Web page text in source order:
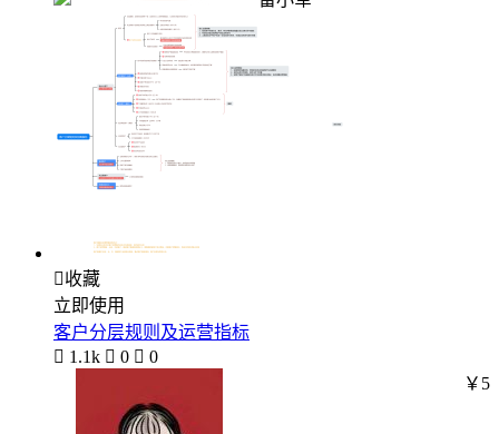
收藏
立即使用
客户分层规则及运营指标
 1.1k  0  0
￥5